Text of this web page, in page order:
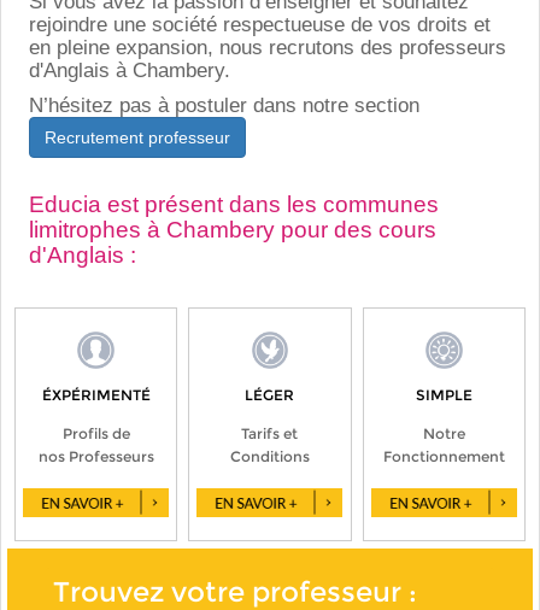
rejoindre une société respectueuse de vos droits et
en pleine expansion, nous recrutons des professeurs
d'Anglais à Chambery.
N’hésitez pas à postuler dans notre section
Recrutement professeur
Educia est présent dans les communes
limitrophes à Chambery pour des cours
d'Anglais :
ÉXPÉRIMENTÉ
Profils de
nos Professeurs
LÉGER
Tarifs et
Conditions
SIMPLE
Notre
Fonctionnement
Trouvez votre professeur :